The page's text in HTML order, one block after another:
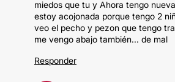
miedos que tu y Ahora tengo
estoy acojonada porque tengo 2
veo el pecho y pezon que tengo
me vengo abajo también... de mal
Responder